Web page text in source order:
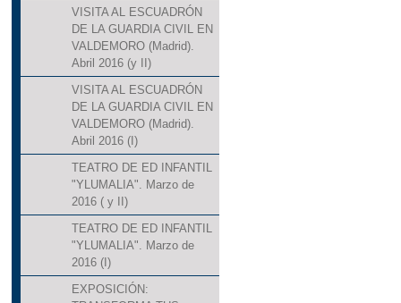
VISITA AL ESCUADRÓN
DE LA GUARDIA CIVIL EN
VALDEMORO (Madrid).
Abril 2016 (y II)
VISITA AL ESCUADRÓN
DE LA GUARDIA CIVIL EN
VALDEMORO (Madrid).
Abril 2016 (I)
TEATRO DE ED INFANTIL
"YLUMALIA". Marzo de
2016 ( y II)
TEATRO DE ED INFANTIL
"YLUMALIA". Marzo de
2016 (I)
EXPOSICIÓN: